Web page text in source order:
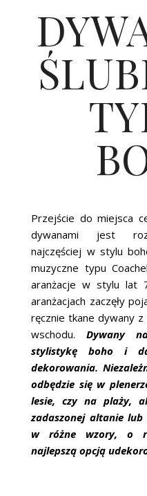
Przejście do miejsca
dywanami jest
najczęściej w stylu
muzyczne typu
aranżacje w stylu lat
aranżacjach zaczęły
ręcznie tkane dywany
wschodu.Dywany
stylistykę boho i
dekorowania.
odbędzie się w
lesie, czy na plaży,
zadaszonej altanie
w różne wzory, o
najlepszą opcją